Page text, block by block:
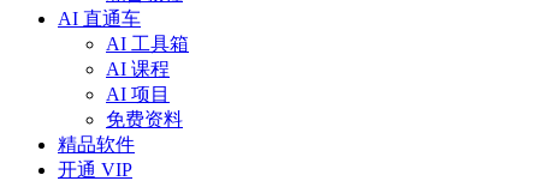
AI 直通车
AI 工具箱
AI 课程
AI 项目
免费资料
精品软件
开通 VIP